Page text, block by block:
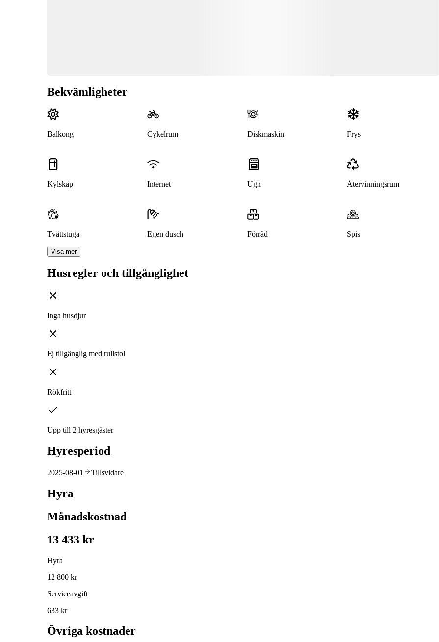
Bekvämligheter
Balkong Cykelrum Diskmaskin Frys
Kylskåp Internet Ugn Återvinningsrum
Tvättstuga Egen dusch Förråd Spis
Visa mer
Husregler och tillgänglighet
Inga husdjur
Ej tillgänglig med rullstol
Rökfritt
Upp till 2 hyresgäster
Hyresperiod
2025-08-01 Tillsvidare
Hyra
Månadskostnad
13 433 kr
Hyra
12 800 kr
Serviceavgift
633 kr
Övriga kostnader